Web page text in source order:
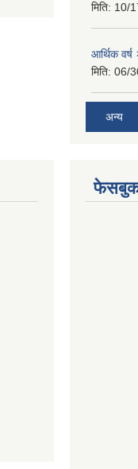
मिति: 10/
आर्थिक वर्ष
मिति: 06/
अन्य